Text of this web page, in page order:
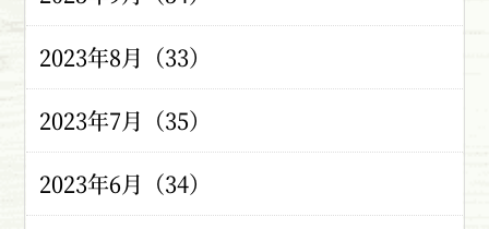
2023年8月（33）
2023年7月（35）
2023年6月（34）